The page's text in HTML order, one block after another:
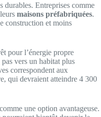
durables. Entreprises comme
maisons préfabriquées.
construction et moins
pour l’énergie propre
vers un habitat plus
correspondent aux
qui devraient atteindre 4 300
une option avantageuse.